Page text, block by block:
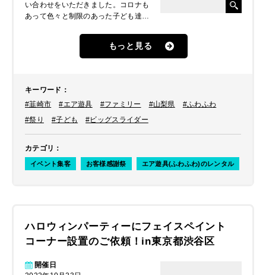
い合わせをいただきました。コロナも
あって色々と制限のあった子ども達に
きなエア遊具（ふわふわ）を設置して
楽しんでもらいたいとのことでした。
もっと見る
キーワード ：
#韮崎市
#エア遊具 #ファミリー #山梨県
#ふわふわ
#祭り
#子ども #ビッグスライダー
カテゴリ ：
イベント集客 お客様感謝祭 エア遊具(ふわふわ)のレンタル
ハロウィンパーティーにフェイスペイント
コーナー設置のご依頼！in東京都渋谷区
開催日